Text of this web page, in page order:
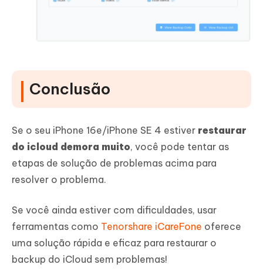
Conclusão
Se o seu iPhone 16e/iPhone SE 4 estiver restaurar
do icloud demora muito, você pode tentar as
etapas de solução de problemas acima para
resolver o problema.
Se você ainda estiver com dificuldades, usar
ferramentas como Tenorshare iCareFone oferece
uma solução rápida e eficaz para restaurar o
backup do iCloud sem problemas!